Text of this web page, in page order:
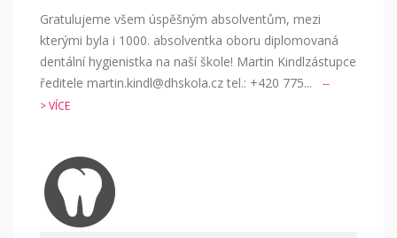
Gratulujeme všem úspěšným absolventům, mezi
kterými byla i 1000. absolventka oboru diplomovaná
dentální hygienistka na naší škole! Martin Kindlzástupce
ředitele martin.kindl@dhskola.cz tel.: +420 775... --
> VÍCE